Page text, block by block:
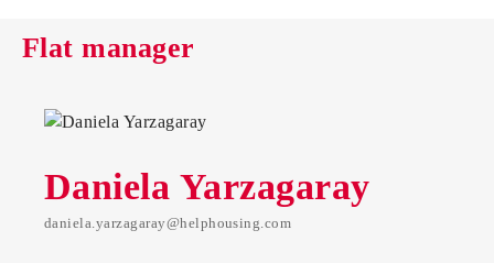
Flat manager
Daniela Yarzagaray
daniela.yarzagaray@helphousing.com